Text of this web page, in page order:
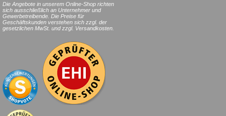
Die Angebote in unserem Online-Shop richten
sich ausschließlich an Unternehmer und
Gewerbetreibende. Die Preise für
Geschäftskunden verstehen sich zzgl. der
gesetzlichen MwSt. und zzgl. Versandkosten.